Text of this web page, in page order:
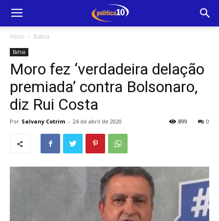
Início Bahia
Bahia
Moro fez ‘verdadeira delação
premiada’ contra Bolsonaro,
diz Rui Costa
Por Salvany Cotrim - 24 de abril de 2020 0
899